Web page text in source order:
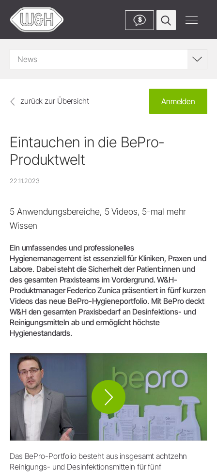
$
News
zurück zur Übersicht Anmelden
Eintauchen in die BePro-
Produktwelt
22.11.2023
5 Anwendungsbereiche, 5 Videos, 5-mal mehr
Wissen
Ein umfassendes und professionelles
Hygienemanagement ist essenziell für Kliniken, Praxen und
Labore. Dabei steht die Sicherheit der Patient:innen und
des gesamten Praxisteams im Vordergrund. W&H-
Produktmanager Federico Zunica präsentiert in fünf kurzen
Videos das neue BePro-Hygieneportfolio. Mit BePro deckt
W&H den gesamten Praxisbedarf an Desinfektions- und
Reinigungsmitteln ab und ermöglicht höchste
Hygienestandards.
Das BePro-Portfolio besteht aus insgesamt achtzehn
Reinigungs- und Desinfektionsmitteln für fünf